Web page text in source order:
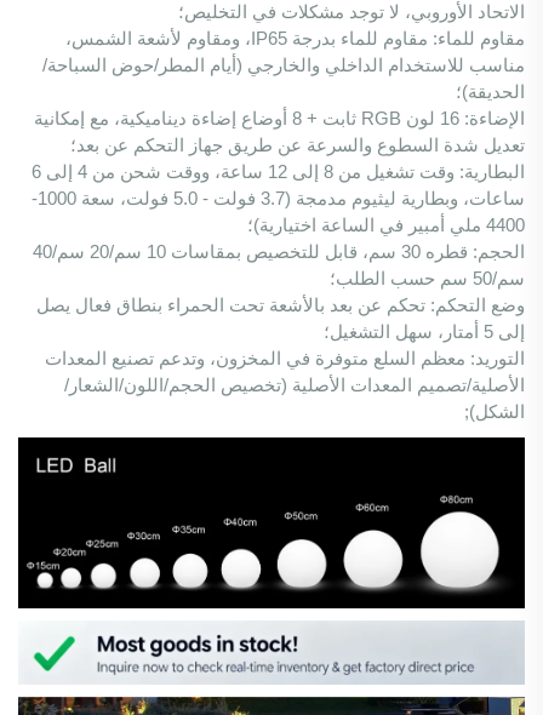
الاتحاد الأوروبي، لا توجد مشكلات في التخليص؛
مقاوم للماء: مقاوم للماء بدرجة IP65، ومقاوم لأشعة الشمس،
مناسب للاستخدام الداخلي والخارجي (أيام المطر/حوض السباحة/
الحديقة)؛
الإضاءة: 16 لون RGB ثابت + 8 أوضاع إضاءة ديناميكية، مع إمكانية
تعديل شدة السطوع والسرعة عن طريق جهاز التحكم عن بعد؛
البطارية: وقت تشغيل من 8 إلى 12 ساعة، ووقت شحن من 4 إلى 6
ساعات، وبطارية ليثيوم مدمجة (3.7 فولت - 5.0 فولت، سعة 1000-
4400 ملي أمبير في الساعة اختيارية)؛
الحجم: قطره 30 سم، قابل للتخصيص بمقاسات 10 سم/20 سم/40
سم/50 سم حسب الطلب؛
وضع التحكم: تحكم عن بعد بالأشعة تحت الحمراء بنطاق فعال يصل
إلى 5 أمتار، سهل التشغيل؛
التوريد: معظم السلع متوفرة في المخزون، وتدعم تصنيع المعدات
الأصلية/تصميم المعدات الأصلية (تخصيص الحجم/اللون/الشعار/
الشكل);